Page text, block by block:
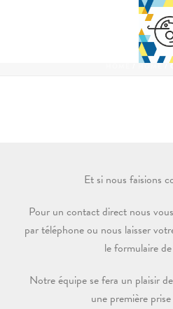
HOME/
Et si nous faisions
Pour un contact direct nous
par téléphone ou nous laisser
le formulaire
Notre équipe se fera un plaisir
une première